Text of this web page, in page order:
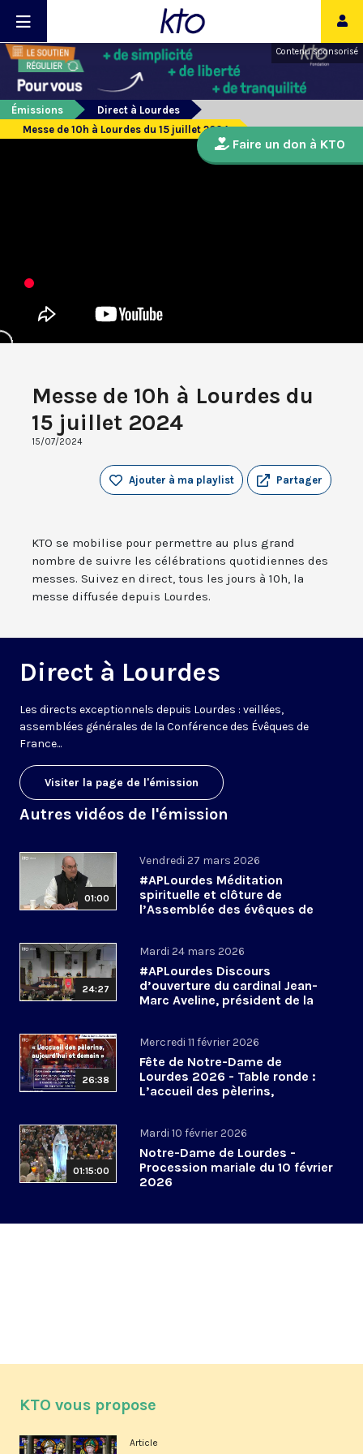
Contenu sponsorisé
Émissions
Direct à Lourdes
Messe de 10h à Lourdes du 15 juillet 2024
Messe de 10h à Lourdes du
15 juillet 2024
15/07/2024
Partager
Ajouter à ma playlist
KTO se mobilise pour permettre au plus grand
nombre de suivre les célébrations quotidiennes des
messes. Suivez en direct, tous les jours à 10h, la
messe diffusée depuis Lourdes.
Direct à Lourdes
Les directs exceptionnels depuis Lourdes : veillées,
assemblées générales de la Conférence des Évêques de
France...
Visiter la page de l'émission
Autres vidéos de l'émission
01:00
Vendredi 27 mars 2026
#APLourdes Méditation
spirituelle et clôture de
l’Assemblée des évêques de
24:27
Mardi 24 mars 2026
#APLourdes Discours
d’ouverture du cardinal Jean-
Marc Aveline, président de la
26:38
Mercredi 11 février 2026
Fête de Notre-Dame de
Lourdes 2026 - Table ronde :
L’accueil des pèlerins,
01:15:00
Mardi 10 février 2026
Notre-Dame de Lourdes -
Procession mariale du 10 février
2026
Faire un don à KTO
KTO vous propose
Article